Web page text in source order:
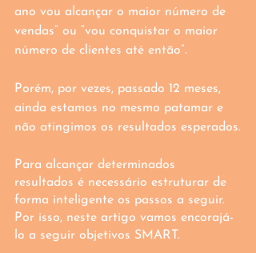
ano vou alcançar o maior número de
vendas” ou “vou conquistar o maior
número de clientes até então”.
Porém, por vezes, passado 12 meses,
ainda estamos no mesmo patamar e
não atingimos os resultados esperados.
Para alcançar determinados
resultados é necessário estruturar de
forma inteligente os passos a seguir.
Por isso, neste artigo vamos encorajá-
lo a seguir objetivos SMART.